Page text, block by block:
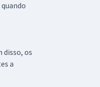
disso, os
a